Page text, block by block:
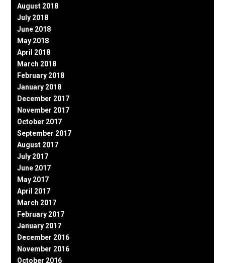
August 2018
July 2018
June 2018
May 2018
April 2018
March 2018
February 2018
January 2018
December 2017
November 2017
October 2017
September 2017
August 2017
July 2017
June 2017
May 2017
April 2017
March 2017
February 2017
January 2017
December 2016
November 2016
October 2016